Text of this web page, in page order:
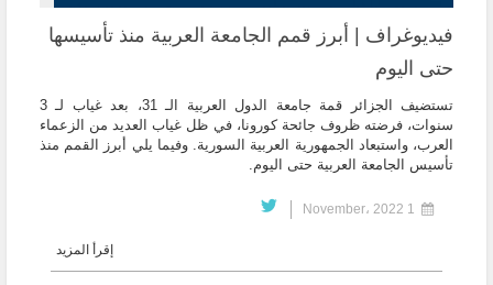
فيديوغراف | أبرز قمم الجامعة العربية منذ تأسيسها
حتى اليوم
تستضيف الجزائر قمة جامعة الدول العربية الـ 31، بعد غياب لـ 3
سنوات، فرضته ظروف جائحة كورونا، في ظل غياب العديد من الزعماء
العرب، واستبعاد الجمهورية العربية السورية. وفيما يلي أبرز القمم منذ
تأسيس الجامعة العربية حتى اليوم.
إقرأ المزيد